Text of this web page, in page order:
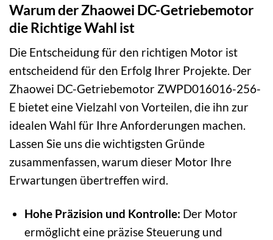
Warum der Zhaowei DC-Getriebemotor
die Richtige Wahl ist
Die Entscheidung für den richtigen Motor ist
entscheidend für den Erfolg Ihrer Projekte. Der
Zhaowei DC-Getriebemotor ZWPD016016-256-
E bietet eine Vielzahl von Vorteilen, die ihn zur
idealen Wahl für Ihre Anforderungen machen.
Lassen Sie uns die wichtigsten Gründe
zusammenfassen, warum dieser Motor Ihre
Erwartungen übertreffen wird.
Hohe Präzision und Kontrolle: Der Motor
ermöglicht eine präzise Steuerung und